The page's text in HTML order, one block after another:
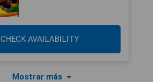
CHECK AVAILABILITY
Mostrar más